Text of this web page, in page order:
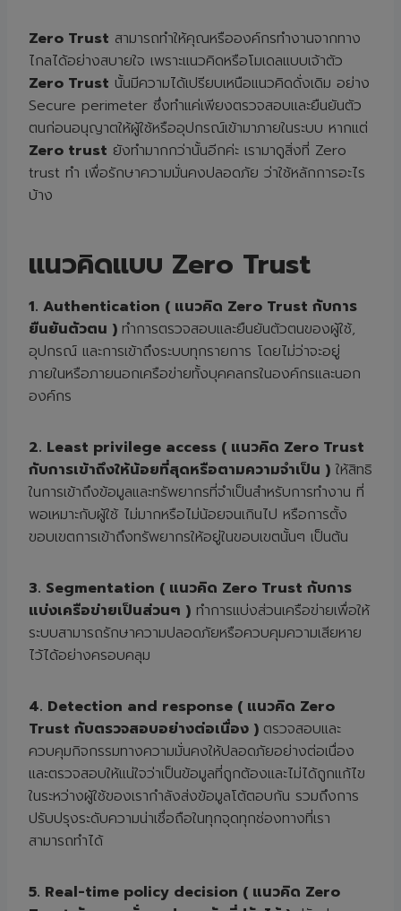
Zero Trust สามารถทำให้คุณหรือองค์กรทำงานจากทาง
ไกลได้อย่างสบายใจ เพราะแนวคิดหรือโมเดลแบบเจ้าตัว
Zero Trust นั้นมีความได้เปรียบเหนือแนวคิดดั่งเดิม อย่าง
Secure perimeter ซึ่งทำแค่เพียงตรวจสอบและยืนยันตัว
ตนก่อนอนุญาตให้ผู้ใช้หรืออุปกรณ์เข้ามาภายในระบบ หากแต่
Zero trust ยังทำมากกว่านั้นอีกค่ะ เรามาดูสิ่งที่ Zero
trust ทำ เพื่อรักษาความมั่นคงปลอดภัย ว่าใช้หลักการอะไร
บ้าง
แนวคิดแบบ Zero Trust
1. Authentication ( แนวคิด Zero Trust กับการ
ยืนยันตัวตน ) ทำการตรวจสอบและยืนยันตัวตนของผู้ใช้,
อุปกรณ์ และการเข้าถึงระบบทุกรายการ โดยไม่ว่าจะอยู่
ภายในหรือภายนอกเครือข่ายทั้งบุคคลกรในองค์กรและนอก
องค์กร
2. Least privilege access ( แนวคิด Zero Trust
กับการเข้าถึงให้น้อยที่สุดหรือตามความจำเป็น ) ให้สิทธิ
ในการเข้าถึงข้อมูลและทรัพยากรที่จำเป็นสำหรับการทำงาน ที่
พอเหมาะกับผู้ใช้ ไม่มากหรือไม่น้อยจนเกินไป หรือการตั้ง
ขอบเขตการเข้าถึงทรัพยากรให้อยู่ในขอบเขตนั้นๆ เป็นต้น
3. Segmentation ( แนวคิด Zero Trust กับการ
แบ่งเครือข่ายเป็นส่วนๆ ) ทำการแบ่งส่วนเครือข่ายเพื่อให้
ระบบสามารถรักษาความปลอดภัยหรือควบคุมความเสียหาย
ไว้ได้อย่างครอบคลุม
4. Detection and response ( แนวคิด Zero
Trust กับตรวจสอบอย่างต่อเนื่อง ) ตรวจสอบและ
ควบคุมกิจกรรมทางความมั่นคงให้ปลอดภัยอย่างต่อเนื่อง
และตรวจสอบให้แน่ใจว่าเป็นข้อมูลที่ถูกต้องและไม่ได้ถูกแก้ไข
ในระหว่างผู้ใช้ของเรากำลังส่งข้อมูลโต้ตอบกัน รวมถึงการ
ปรับปรุงระดับความน่าเชื่อถือในทุกจุดทุกช่องทางที่เรา
สามารถทำได้
5. Real-time policy decision ( แนวคิด Zero